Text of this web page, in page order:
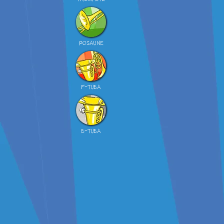
POSAUNE
F-TUBA
B-TUBA